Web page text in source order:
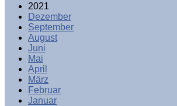
2021
Dezember
September
August
Juni
Mai
April
März
Februar
Januar